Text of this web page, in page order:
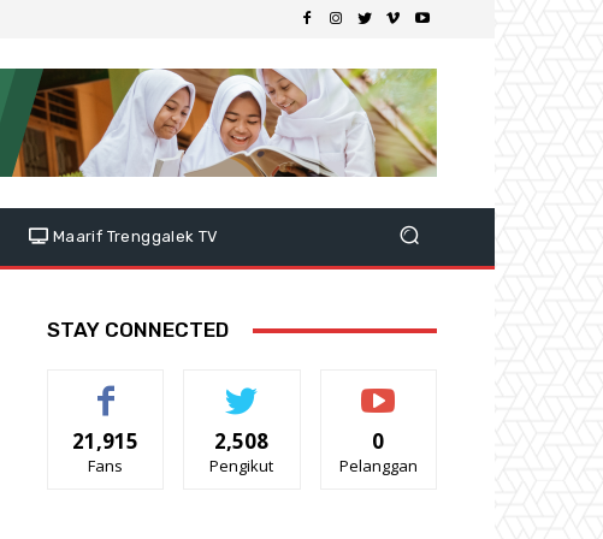
Maarif Trenggalek TV
STAY CONNECTED
21,915
Fans
2,508
Pengikut
0
Pelanggan